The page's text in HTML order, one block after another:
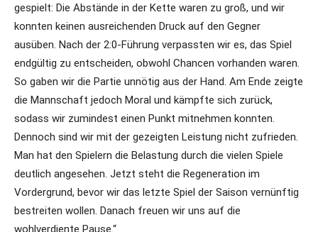
gespielt: Die Abstände in der Kette waren zu groß, und wir
konnten keinen ausreichenden Druck auf den Gegner
ausüben. Nach der 2:0-Führung verpassten wir es, das Spiel
endgültig zu entscheiden, obwohl Chancen vorhanden waren.
So gaben wir die Partie unnötig aus der Hand. Am Ende zeigte
die Mannschaft jedoch Moral und kämpfte sich zurück,
sodass wir zumindest einen Punkt mitnehmen konnten.
Dennoch sind wir mit der gezeigten Leistung nicht zufrieden.
Man hat den Spielern die Belastung durch die vielen Spiele
deutlich angesehen. Jetzt steht die Regeneration im
Vordergrund, bevor wir das letzte Spiel der Saison vernünftig
bestreiten wollen. Danach freuen wir uns auf die
wohlverdiente Pause.“